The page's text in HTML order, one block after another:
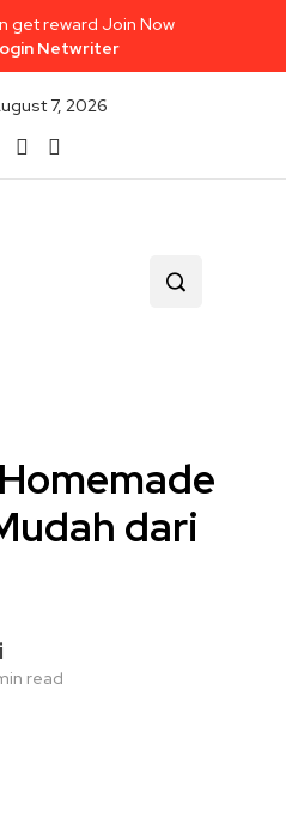
get reward Join Now
Netwriter
7, 2026
dari
read